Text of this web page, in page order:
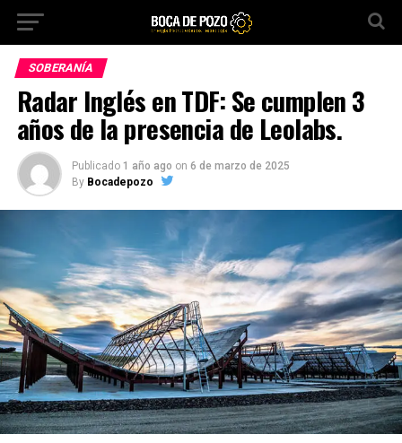
SOBERANÍA
Radar Inglés en TDF: Se cumplen 3
años de la presencia de Leolabs.
Publicado 1 año ago on 6 de marzo de 2025
By Bocadepozo